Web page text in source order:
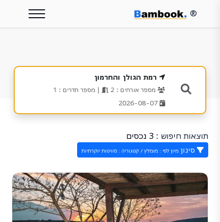
®
רמת הגולן והחרמון
מספר אורחים : 2 | מספר חדרים : 1
תוצאות חיפוש : 3 נכסים
סינון מיון לפי : מומלץ / קטגוריה : סוויטות יוקרתיות